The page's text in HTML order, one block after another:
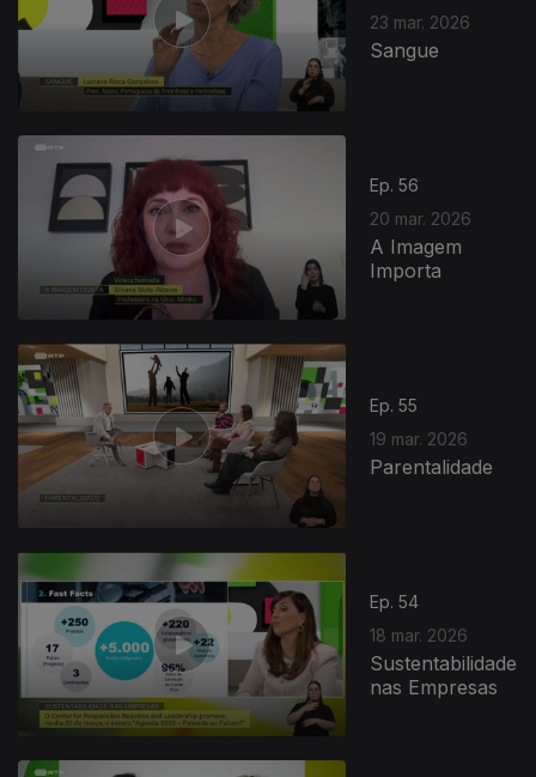
23 mar. 2026
Sangue
Ep. 56
20 mar. 2026
A Imagem
Importa
Ep. 55
19 mar. 2026
Parentalidade
916296
Ep. 54
18 mar. 2026
Sustentabilidade
nas Empresas